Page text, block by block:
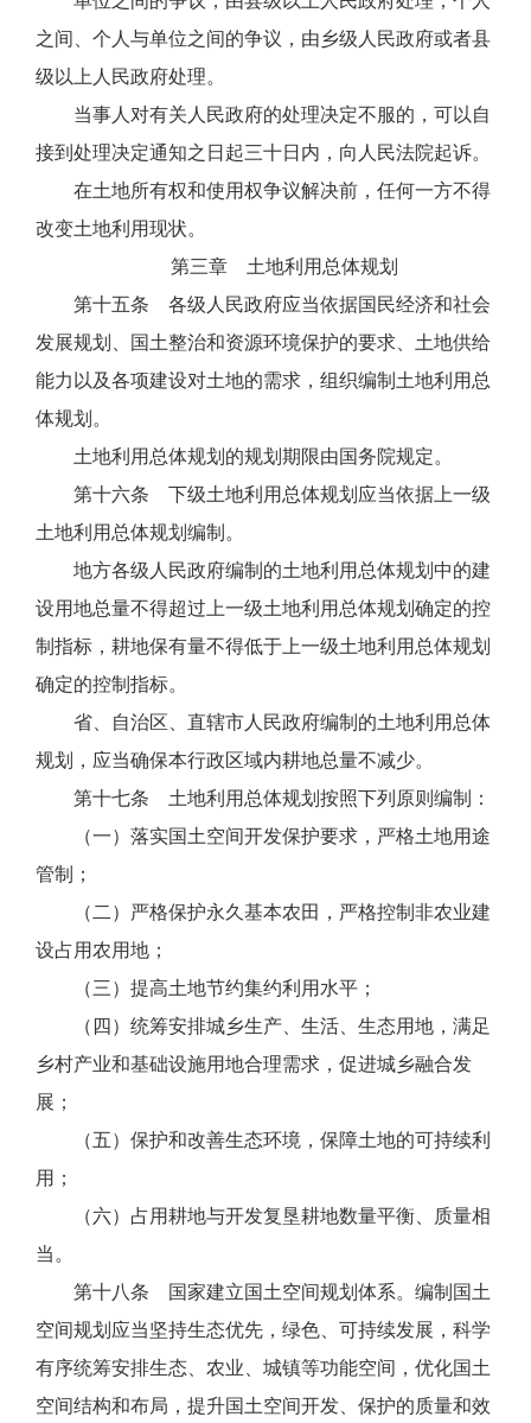
之间、个人与单位之间的争议，由乡级人民政府或者县
级以上人民政府处理。
当事人对有关人民政府的处理决定不服的，可以自
接到处理决定通知之日起三十日内，向人民法院起诉。
在土地所有权和使用权争议解决前，任何一方不得
改变土地利用现状。
第三章 土地利用总体规划
第十五条 各级人民政府应当依据国民经济和社会
发展规划、国土整治和资源环境保护的要求、土地供给
能力以及各项建设对土地的需求，组织编制土地利用总
体规划。
土地利用总体规划的规划期限由国务院规定。
第十六条 下级土地利用总体规划应当依据上一级
土地利用总体规划编制。
地方各级人民政府编制的土地利用总体规划中的建
设用地总量不得超过上一级土地利用总体规划确定的控
制指标，耕地保有量不得低于上一级土地利用总体规划
确定的控制指标。
省、自治区、直辖市人民政府编制的土地利用总体
规划，应当确保本行政区域内耕地总量不减少。
第十七条 土地利用总体规划按照下列原则编制：
（一）落实国土空间开发保护要求，严格土地用途
管制；
（二）严格保护永久基本农田，严格控制非农业建
设占用农用地；
（三）提高土地节约集约利用水平；
（四）统筹安排城乡生产、生活、生态用地，满足
乡村产业和基础设施用地合理需求，促进城乡融合发
展；
（五）保护和改善生态环境，保障土地的可持续利
用；
（六）占用耕地与开发复垦耕地数量平衡、质量相
当。
第十八条 国家建立国土空间规划体系。编制国土
空间规划应当坚持生态优先，绿色、可持续发展，科学
有序统筹安排生态、农业、城镇等功能空间，优化国土
空间结构和布局，提升国土空间开发、保护的质量和效